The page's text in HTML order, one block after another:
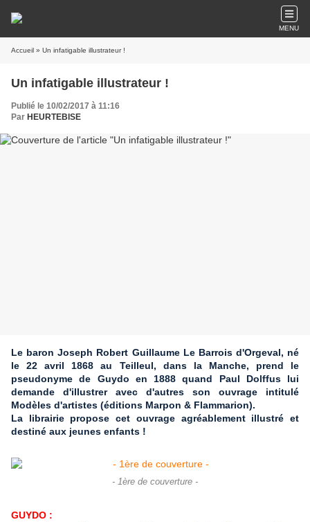
MENU
Accueil » Un infatigable illustrateur !
Un infatigable illustrateur !
Publié le 10/02/2017 à 11:16
Par HEURTEBISE
Le baron Joseph Robert Guillaume Le Barrois d'Orgeval, né
le 22 avril 1868 au Teilleul, dans la Manche, prend le
pseudonyme de Guydo en 1888 quand Paul Dolffus lui
demande d'illustrer avec d'autres son ouvrage intitulé
Modèles d'artistes (éditions Marpon & Flammarion).
La librairie propose cet ouvrage agréablement illustré et
destiné aux jeunes enfants !
- 1ère de couverture -
GUYDO :